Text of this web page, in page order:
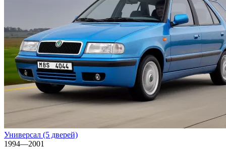
Универсал (5 дверей)
1994—2001